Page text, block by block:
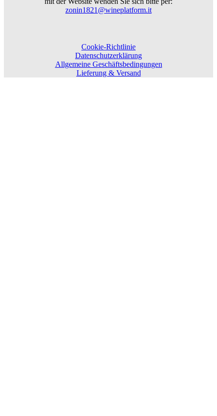
zonin1821@wineplatform.it
Cookie-Richtlinie
Datenschutzerklärung
Allgemeine Geschäftsbedingungen
Lieferung & Versand